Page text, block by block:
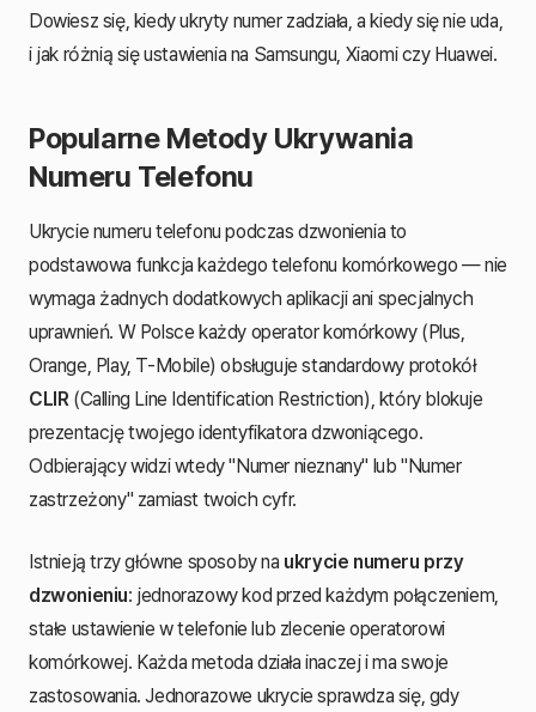
Dowiesz się, kiedy ukryty numer zadziała, a kiedy się nie uda,
i jak różnią się ustawienia na Samsungu, Xiaomi czy Huawei.
Popularne Metody Ukrywania
Numeru Telefonu
Ukrycie numeru telefonu podczas dzwonienia to
podstawowa funkcja każdego telefonu komórkowego — nie
wymaga żadnych dodatkowych aplikacji ani specjalnych
uprawnień. W Polsce każdy operator komórkowy (Plus,
Orange, Play, T-Mobile) obsługuje standardowy protokół
CLIR(Calling Line Identification Restriction), który blokuje
prezentację twojego identyfikatora dzwoniącego.
Odbierający widzi wtedy "Numer nieznany" lub "Numer
zastrzeżony" zamiast twoich cyfr.
Istnieją trzy główne sposoby na ukrycie numeru przy
dzwonieniu: jednorazowy kod przed każdym połączeniem,
stałe ustawienie w telefonie lub zlecenie operatorowi
komórkowej. Każda metoda działa inaczej i ma swoje
zastosowania. Jednorazowe ukrycie sprawdza się, gdy